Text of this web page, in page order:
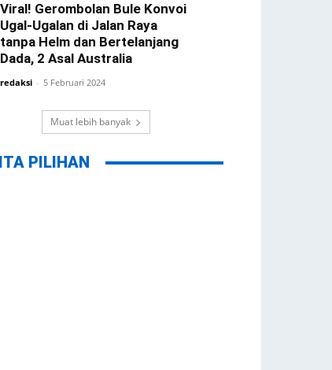
redaksi - 12 Februari 2024
Viral! Gerombolan Bule Konvoi
Ugal-Ugalan di Jalan Raya
tanpa Helm dan Bertelanjang
Dada, 2 Asal Australia
redaksi - 5 Februari 2024
Muat lebih banyak
PILIHAN